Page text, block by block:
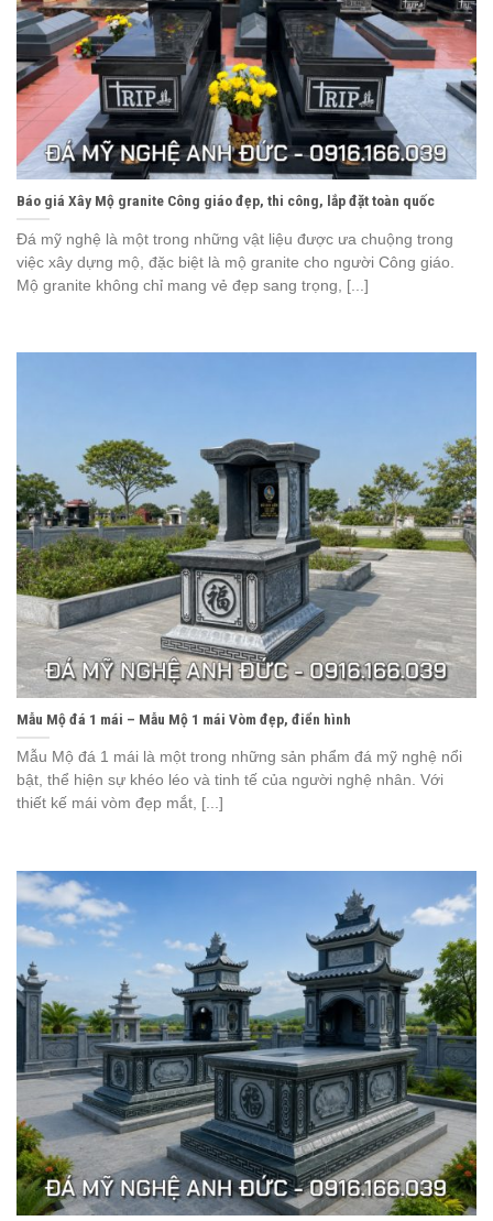
Báo giá Xây Mộ granite Công giáo đẹp, thi công, lắp đặt toàn quốc
Đá mỹ nghệ là một trong những vật liệu được ưa chuộng trong
việc xây dựng mộ, đặc biệt là mộ granite cho người Công giáo.
Mộ granite không chỉ mang vẻ đẹp sang trọng, [...]
Mẫu Mộ đá 1 mái – Mẫu Mộ 1 mái Vòm đẹp, điển hình
Mẫu Mộ đá 1 mái là một trong những sản phẩm đá mỹ nghệ nổi
bật, thể hiện sự khéo léo và tinh tế của người nghệ nhân. Với
thiết kế mái vòm đẹp mắt, [...]